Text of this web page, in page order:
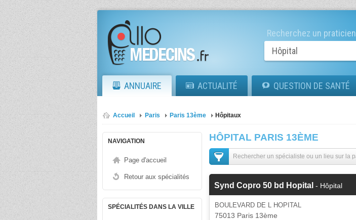
Recherchez un praticien
ANNUAIRE ACTUALITÉ QUESTION DE SANTÉ
Accueil Paris Paris 13ème Hôpitaux
NAVIGATION
Page d'accueil
Retour aux spécialités
SPÉCIALITÉS DANS LA VILLE
HÔPITAL PARIS 13ÈME
Synd Copro 50 bd Hopital - Hôpital
BOULEVARD DE L HOPITAL
75013 Paris 13ème